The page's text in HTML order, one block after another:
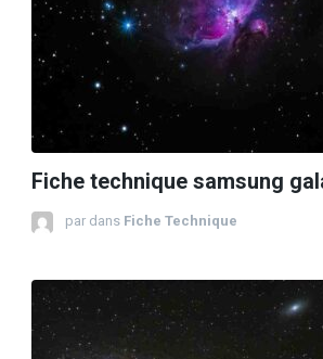
Fiche technique samsung
par dans Fiche Technique